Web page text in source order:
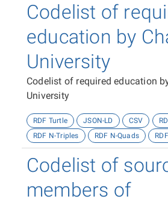
Codelist of
education by
University
Codelist of required education
University
RDF Turtle JSON-LD CSV
RDF N-Triples
RDF N-Quads
Codelist of
members of